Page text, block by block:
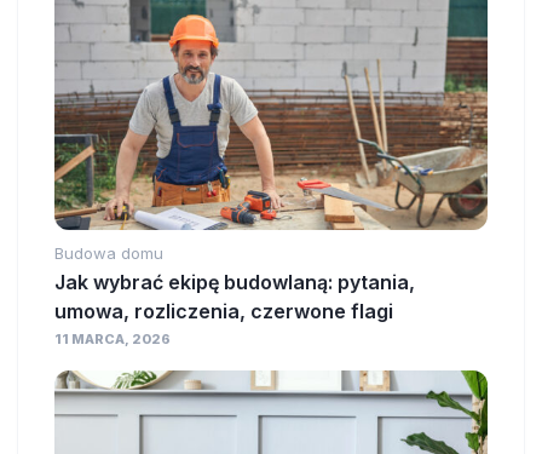
Budowa domu
Jak wybrać ekipę budowlaną: pytania,
umowa, rozliczenia, czerwone flagi
11 MARCA, 2026